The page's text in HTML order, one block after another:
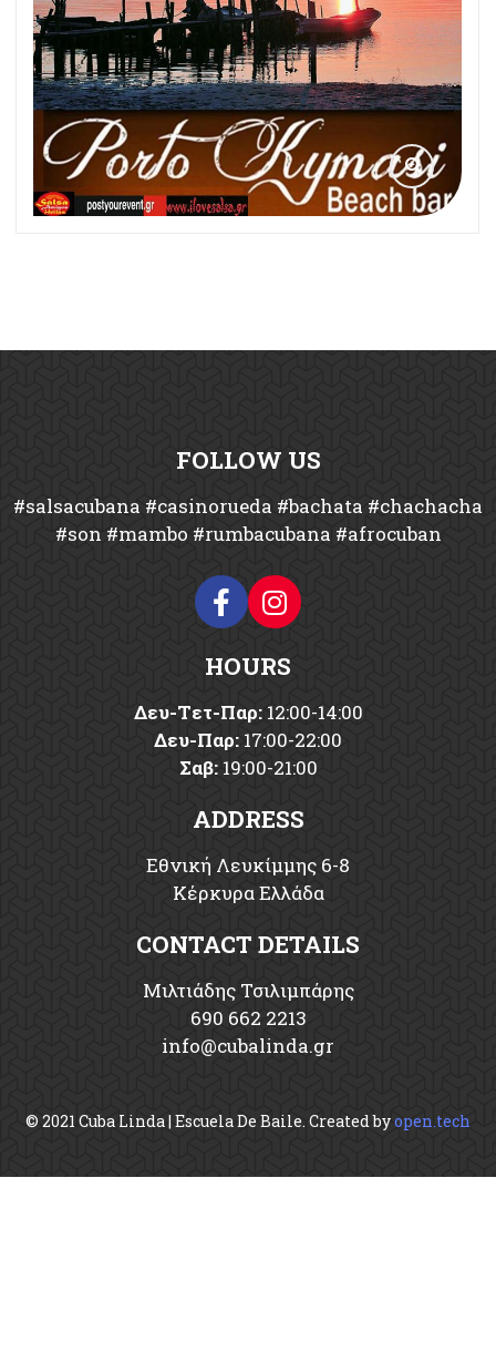
FOLLOW US
#salsacubana #casinorueda #bachata #chachacha
#son #mambo #rumbacubana #afrocuban
HOURS
Δευ-Tετ-Παρ: 12:00-14:00
Δευ-Παρ: 17:00-22:00
Σαβ: 19:00-21:00
ADDRESS
Εθνική Λευκίμμης 6-8
Κέρκυρα Ελλάδα
CONTACT DETAILS
Μιλτιάδης Τσιλιμπάρης
690 662 2213
info
cubalinda gr
© 2021 Cuba Linda | Escuela De Baile. Created byopen.tech